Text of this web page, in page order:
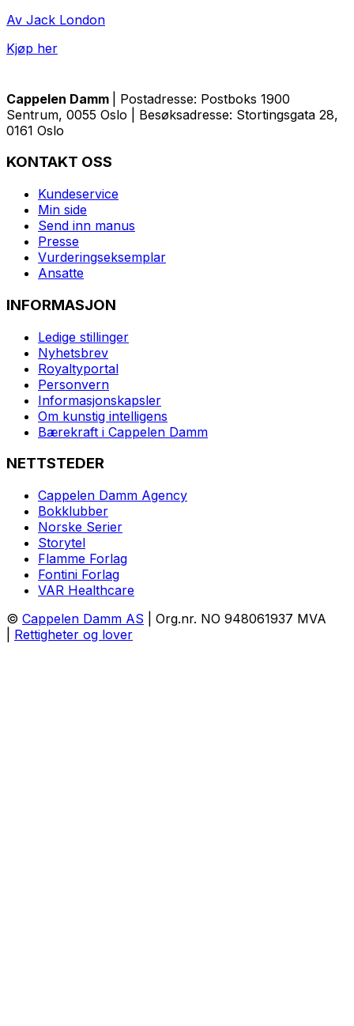
Av Jack London
Kjøp her
Cappelen Damm
| Postadresse: Postboks 1900
Sentrum, 0055 Oslo | Besøksadresse: Stortingsgata 28,
0161 Oslo
KONTAKT OSS
Kundeservice
Min side
Send inn manus
Presse
Vurderingseksemplar
Ansatte
INFORMASJON
Ledige stillinger
Nyhetsbrev
Royaltyportal
Personvern
Informasjonskapsler
Om kunstig intelligens
Bærekraft i Cappelen Damm
NETTSTEDER
Cappelen Damm Agency
Bokklubber
Norske Serier
Storytel
Flamme Forlag
Fontini Forlag
VAR Healthcare
© Cappelen Damm AS | Org.nr. NO 948061937 MVA
Rettigheter og lover